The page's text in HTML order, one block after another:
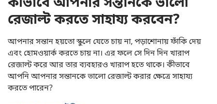
রেজাল্ট করতে সাহায্য করবেন?
আপনার সন্তান হয়তো স্কুলে যেতে চায় না, পড়াশোনায় ফাঁকি দেয়
এবং হোমওয়ার্ক করতে চায় না। এর ফলে সে দিন দিন খারাপ
রেজাল্ট করে আর তার ব্যবহারও খারাপ হতে থাকে। কীভাবে
আপনি আপনার সন্তানকে ভালো রেজাল্ট করার ক্ষেত্রে সাহায্য
করতে পারেন?